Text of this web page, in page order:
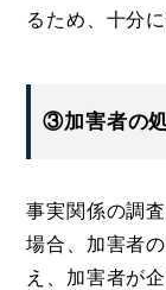
るため、十分
③加害者の
事実関係の調
場合、加害者
え、加害者が